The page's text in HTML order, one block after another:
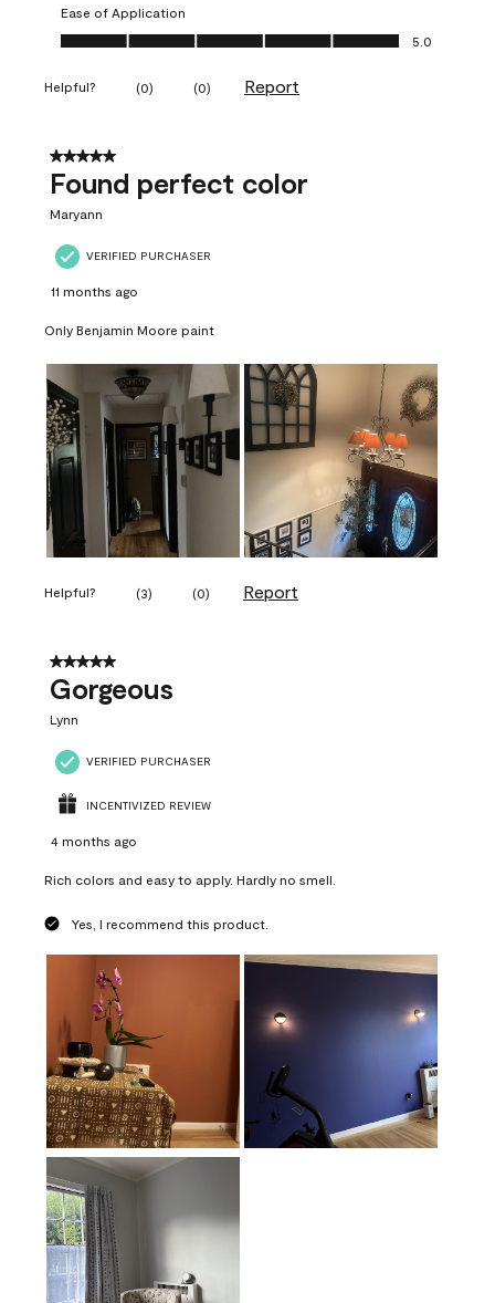
Ease of Application
Ease of Application, 5.0 out of 5
5.0
Helpful? (0) (0) Report
5 out of 5 stars.
Found perfect color
Maryann
VERIFIED PURCHASER
11 months ago
Only Benjamin Moore paint
Helpful? (3) (0) Report
5 out of 5 stars.
Gorgeous
Lynn
VERIFIED PURCHASER
INCENTIVIZED REVIEW
4 months ago
Rich colors and easy to apply. Hardly no smell.
Yes, I recommend this product.